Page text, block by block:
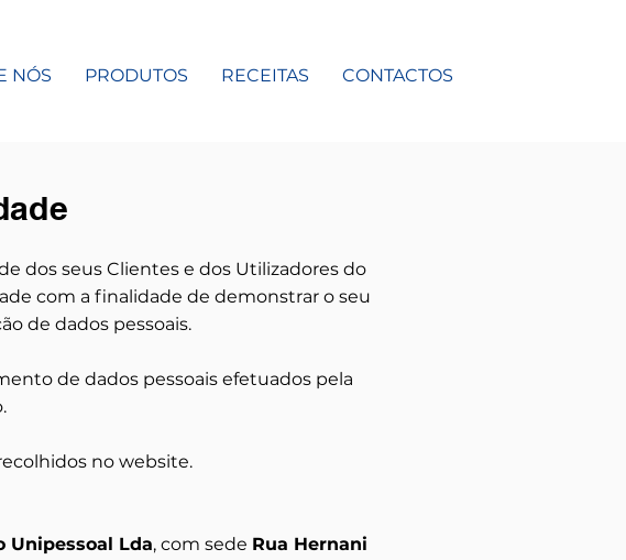
NÓS PRODUTOS RECEITAS CONTACTOS
dos seus Clientes e dos Utilizadores do
com a finalidade de demonstrar o seu
de dados pessoais.
de dados pessoais efetuados pela
no website.
Unipessoal Lda, com sede Rua Hernani